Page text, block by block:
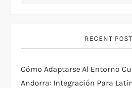
g
a
RECENT
Cómo Adaptarse Al Entorno
Andorra: Integración Para